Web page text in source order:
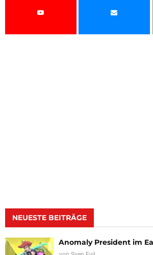
NEUESTE BEITRÄGE
Anomaly President im